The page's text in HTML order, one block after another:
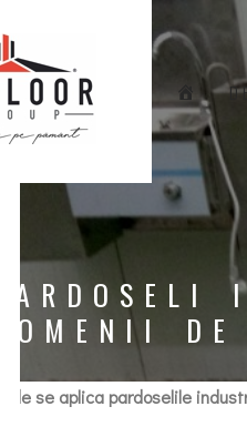
A
C
A
S
Ă
DOMENII
Unde se aplica pardoselile